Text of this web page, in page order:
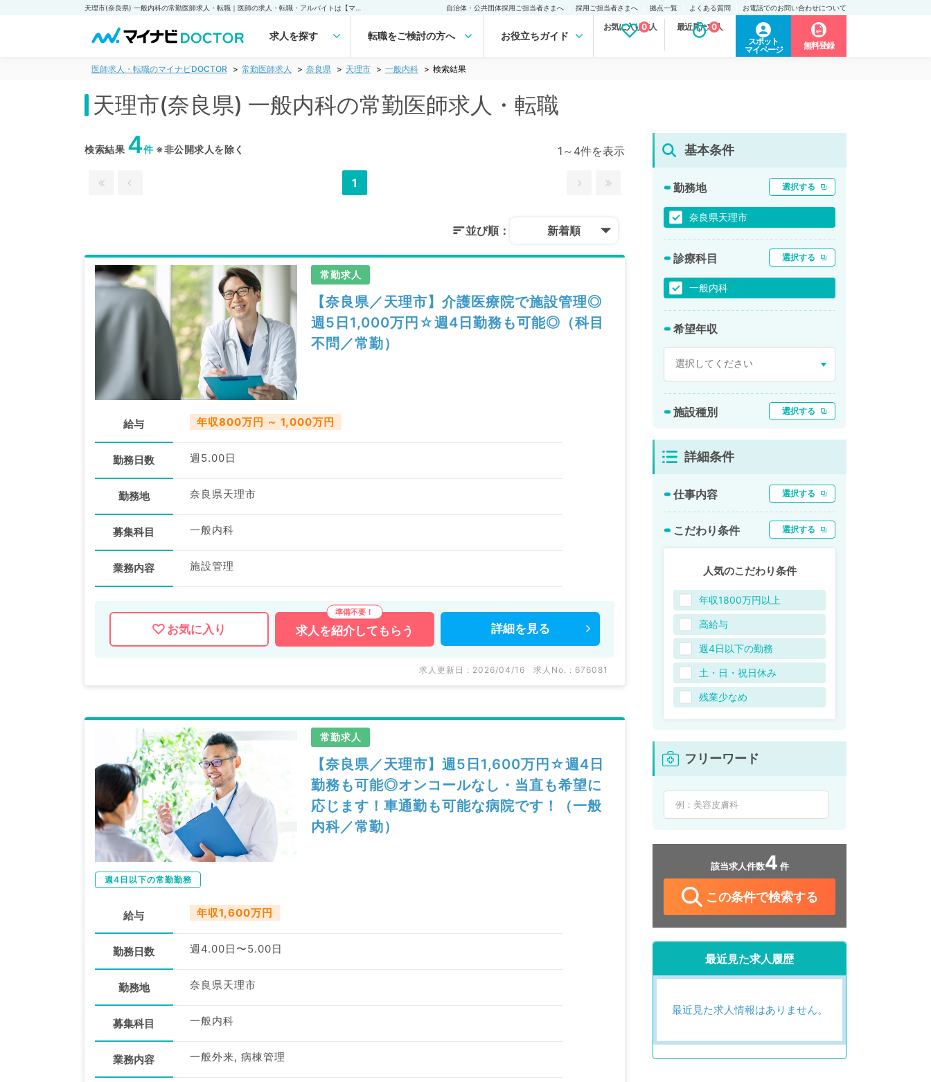
自治体・公共団体採用ご担当者さまへ 採用ご担当者さまへ 拠点一覧 よくある質問 お電話でのお問い合わせについて
求人を探す 転職をご検討の方へ お役立ちガイド
お気に入り求人
0 最近見た求人
0
スポット
マイページ
無料登録
医師求人・転職のマイナビDOCTOR 常勤医師求人 奈良県 天理市 一般内科 検索結果
天理市(奈良県) 一般内科の常勤医師求人・転職
検索結果 4件※非公開求人を除く 1～4件を表示
1
並び順： 新着順
常勤求人
【奈良県／天理市】介護医療院で施設管理◎
週5日1,000万円☆週4日勤務も可能◎（科目
不問／常勤）
給与 年収800万円 ～ 1,000万円
勤務日数 週5.00日
勤務地 奈良県天理市
募集科目 一般内科
業務内容 施設管理
お気に入り 求人を紹介してもらう 詳細を 見る
求人更新日 : 2026/04/16 求人No. : 676081
常勤求人
【奈良県／天理市】週5日1,600万円☆週4日
勤務も可能◎オンコールなし・当直も希望に
応じます！車通勤も可能な病院です！（一般
内科／常勤）
週4日以下の常勤勤務
給与 年収1,600万円
勤務日数 週4.00日〜5.00日
勤務地 奈良県天理市
募集科目 一般内科
業務内容 一般外来, 病棟管理
基本条件
勤務地 選択する
奈良県天理市
診療科目 選択する
一般内科
希望年収
施設種別 選択する
詳細条件
仕事内容 選択する
こだわり条件 選択する
人気のこだわり条件
年収1800万円以上
高給与
週4日以下の勤務
土・日・祝日休み
残業少なめ
フリーワード
該当求人件数4 件
この条件で検索する
最近見た求人履歴
最近見た求人情報はありません。